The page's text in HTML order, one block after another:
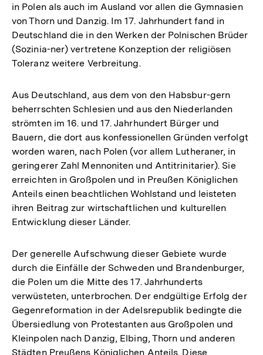
in Polen als auch im Ausland vor allen die Gymnasien
von Thorn und Danzig. Im 17. Jahrhundert fand in
Deutschland die in den Werken der Polnischen Brüder
(Sozinia-ner) vertretene Konzeption der religiösen
Toleranz weitere Verbreitung.
Aus Deutschland, aus dem von den Habsbur-gern
beherrschten Schlesien und aus den Niederlanden
strömten im 16. und 17. Jahrhundert Bürger und
Bauern, die dort aus konfessionellen Gründen verfolgt
worden waren, nach Polen (vor allem Lutheraner, in
geringerer Zahl Mennoniten und Antitrinitarier). Sie
erreichten in Großpolen und in Preußen Königlichen
Anteils einen beachtlichen Wohlstand und leisteten
ihren Beitrag zur wirtschaftlichen und kulturellen
Entwicklung dieser Länder.
Der generelle Aufschwung dieser Gebiete wurde
durch die Einfälle der Schweden und Brandenburger,
die Polen um die Mitte des 17. Jahrhunderts
verwüsteten, unterbrochen. Der endgültige Erfolg der
Gegenreformation in der Adelsrepublik bedingte die
Übersiedlung von Protestanten aus Großpolen und
Kleinpolen nach Danzig, Elbing, Thorn und anderen
Städten Preußens Königlichen Anteils. Diese